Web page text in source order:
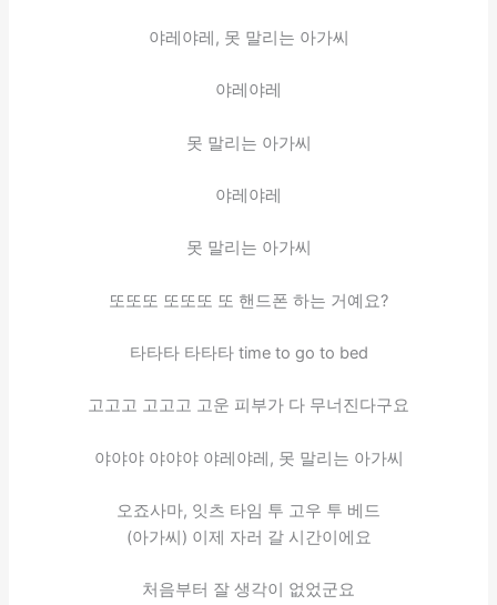
야레야레, 못 말리는 아가씨
야레야레
못 말리는 아가씨
야레야레
못 말리는 아가씨
또또또 또또또 또 핸드폰 하는 거예요?
타타타 타타타 time to go to bed
고고고 고고고 고운 피부가 다 무너진다구요
야야야 야야야 야레야레, 못 말리는 아가씨
오죠사마, 잇츠 타임 투 고우 투 베드
(아가씨) 이제 자러 갈 시간이에요
처음부터 잘 생각이 없었군요